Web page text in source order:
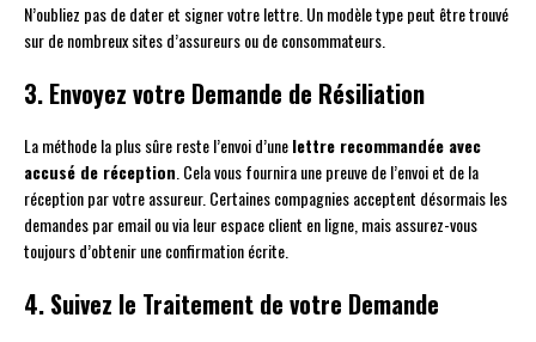
N’oubliez pas de dater et signer votre lettre. Un modèle type peut être trouvé
sur de nombreux sites d’assureurs ou de consommateurs.
3. Envoyez votre Demande de Résiliation
La méthode la plus sûre reste l’envoi d’unelettre recommandée avec
accusé de réception . Cela vous fournira une preuve de l’envoi et de la
réception par votre assureur. Certaines compagnies acceptent désormais les
demandes par email ou via leur espace client en ligne, mais assurez-vous
toujours d’obtenir une confirmation écrite.
4. Suivez le Traitement de votre Demande